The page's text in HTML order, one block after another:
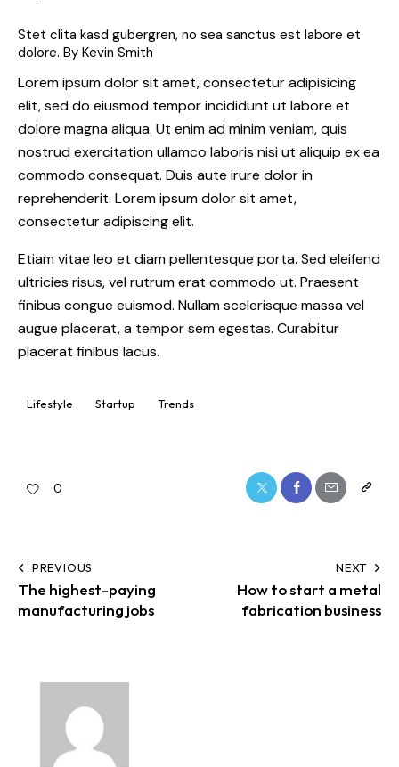
Stet clita kasd gubergren, no sea sanctus est labore et
dolore. By Kevin Smith
Lorem ipsum dolor sit amet, consectetur adipisicing
elit, sed do eiusmod tempor incididunt ut labore et
dolore magna aliqua. Ut enim ad minim veniam, quis
nostrud exercitation ullamco laboris nisi ut aliquip ex ea
commodo consequat. Duis aute irure dolor in
reprehenderit. Lorem ipsum dolor sit amet,
consectetur adipiscing elit.
Etiam vitae leo et diam pellentesque porta. Sed eleifend
ultricies risus, vel rutrum erat commodo ut. Praesent
finibus congue euismod. Nullam scelerisque massa vel
augue placerat, a tempor sem egestas. Curabitur
placerat finibus lacus.
Lifestyle Startup Trends
0
PREVIOUS
The highest-paying
manufacturing jobs
NEXT
How to start a metal
fabrication business